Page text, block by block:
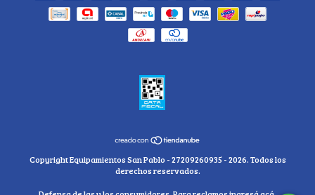
Copyright Equipamientos San Pablo - 27209260935 - 2026. Todos los
derechos reservados.